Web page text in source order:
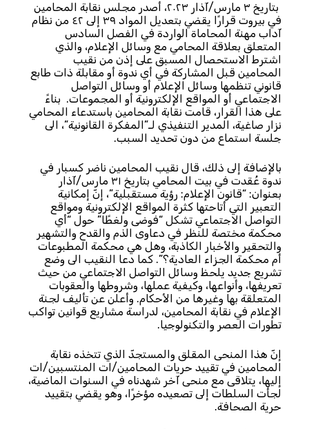
بتاريخ ٣ مارس/آذار ٢٠٢٣، أصدر مجلس نقابة المحامين
في بيروت قرارًا يقضي بتعديل المواد ٣٩ إلى ٤٢ من نظام
آداب مهنة المحاماة الواردة في الفصل السادس
المتعلق بعلاقة المحامي مع وسائل الإعلام، والذي
اشترط الاستحصال المسبق على إذن من نقيب
المحامين قبل المشاركة في أي ندوة أو مقابلة ذات طابع
قانوني تنظمها وسائل الإعلام أو وسائل التواصل
الاجتماعي أو المواقع الإلكترونية أو المجموعات. بناءً
على هذا القرار، قامت نقابة المحامين باستدعاء المحامي
نزار صاغية، المدير التنفيذي لـ”المفكرة القانونية”، الى
جلسة استماع من دون تحديد السبب.
بالإضافة إلى ذلك، قال نقيب المحامين ناضر كسبار في
ندوة عُقدت في بيت المحامي بتاريخ ٣١ مارس/آذار
بعنوان: “قانون الإعلام: رؤية مستقبلية”، إنّ إمكانية
التعبير التي أتاحتها كثرة المواقع الإلكترونية ومواقع
التواصل الاجتماعي تشكل “فوضى ولغطًا” حول “أي
محكمة مختصة للنظر في دعاوى الذم والقدح والتشهير
والتحقير والأخبار الكاذبة، وهل هي محكمة المطبوعات
أم محكمة الجزاء العادية؟”. كما دعا النقيب الى وضع
تشريع جديد يلحظ وسائل التواصل الاجتماعي من حيث
تعريفها، وأنواعها، وكيفية عملها، وشروطها والعقوبات
المتعلقة بها وغيرها من الأحكام. وأعلن عن تأليف لجنة
الإعلام في نقابة المحامين، لدراسة مشاريع قوانين تواكب
تطورات العصر والتكنولوجيا.
إنّ هذا المنحى المقلق والمستجدّ الذي تتخذه نقابة
المحامين في تقييد حريات المحامين/ات المنتسبين/ات
إليها، يتلاقى مع منحى آخر شهدناه في السنوات الماضية،
لجأت السلطات إلى تصعيده مؤخرًا، وهو يقضي بتقييد
حرية الصحافة.